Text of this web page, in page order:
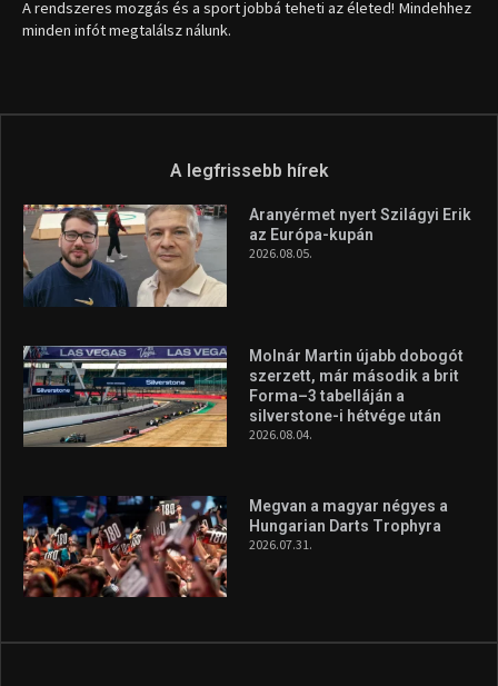
A rendszeres mozgás és a sport jobbá teheti az életed! Mindehhez
minden infót megtalálsz nálunk.
A legfrissebb hírek
Aranyérmet nyert Szilágyi Erik
az Európa-kupán
2026.08.05.
Molnár Martin újabb dobogót
szerzett, már második a brit
Forma–3 tabelláján a
silverstone-i hétvége után
2026.08.04.
Megvan a magyar négyes a
Hungarian Darts Trophyra
2026.07.31.